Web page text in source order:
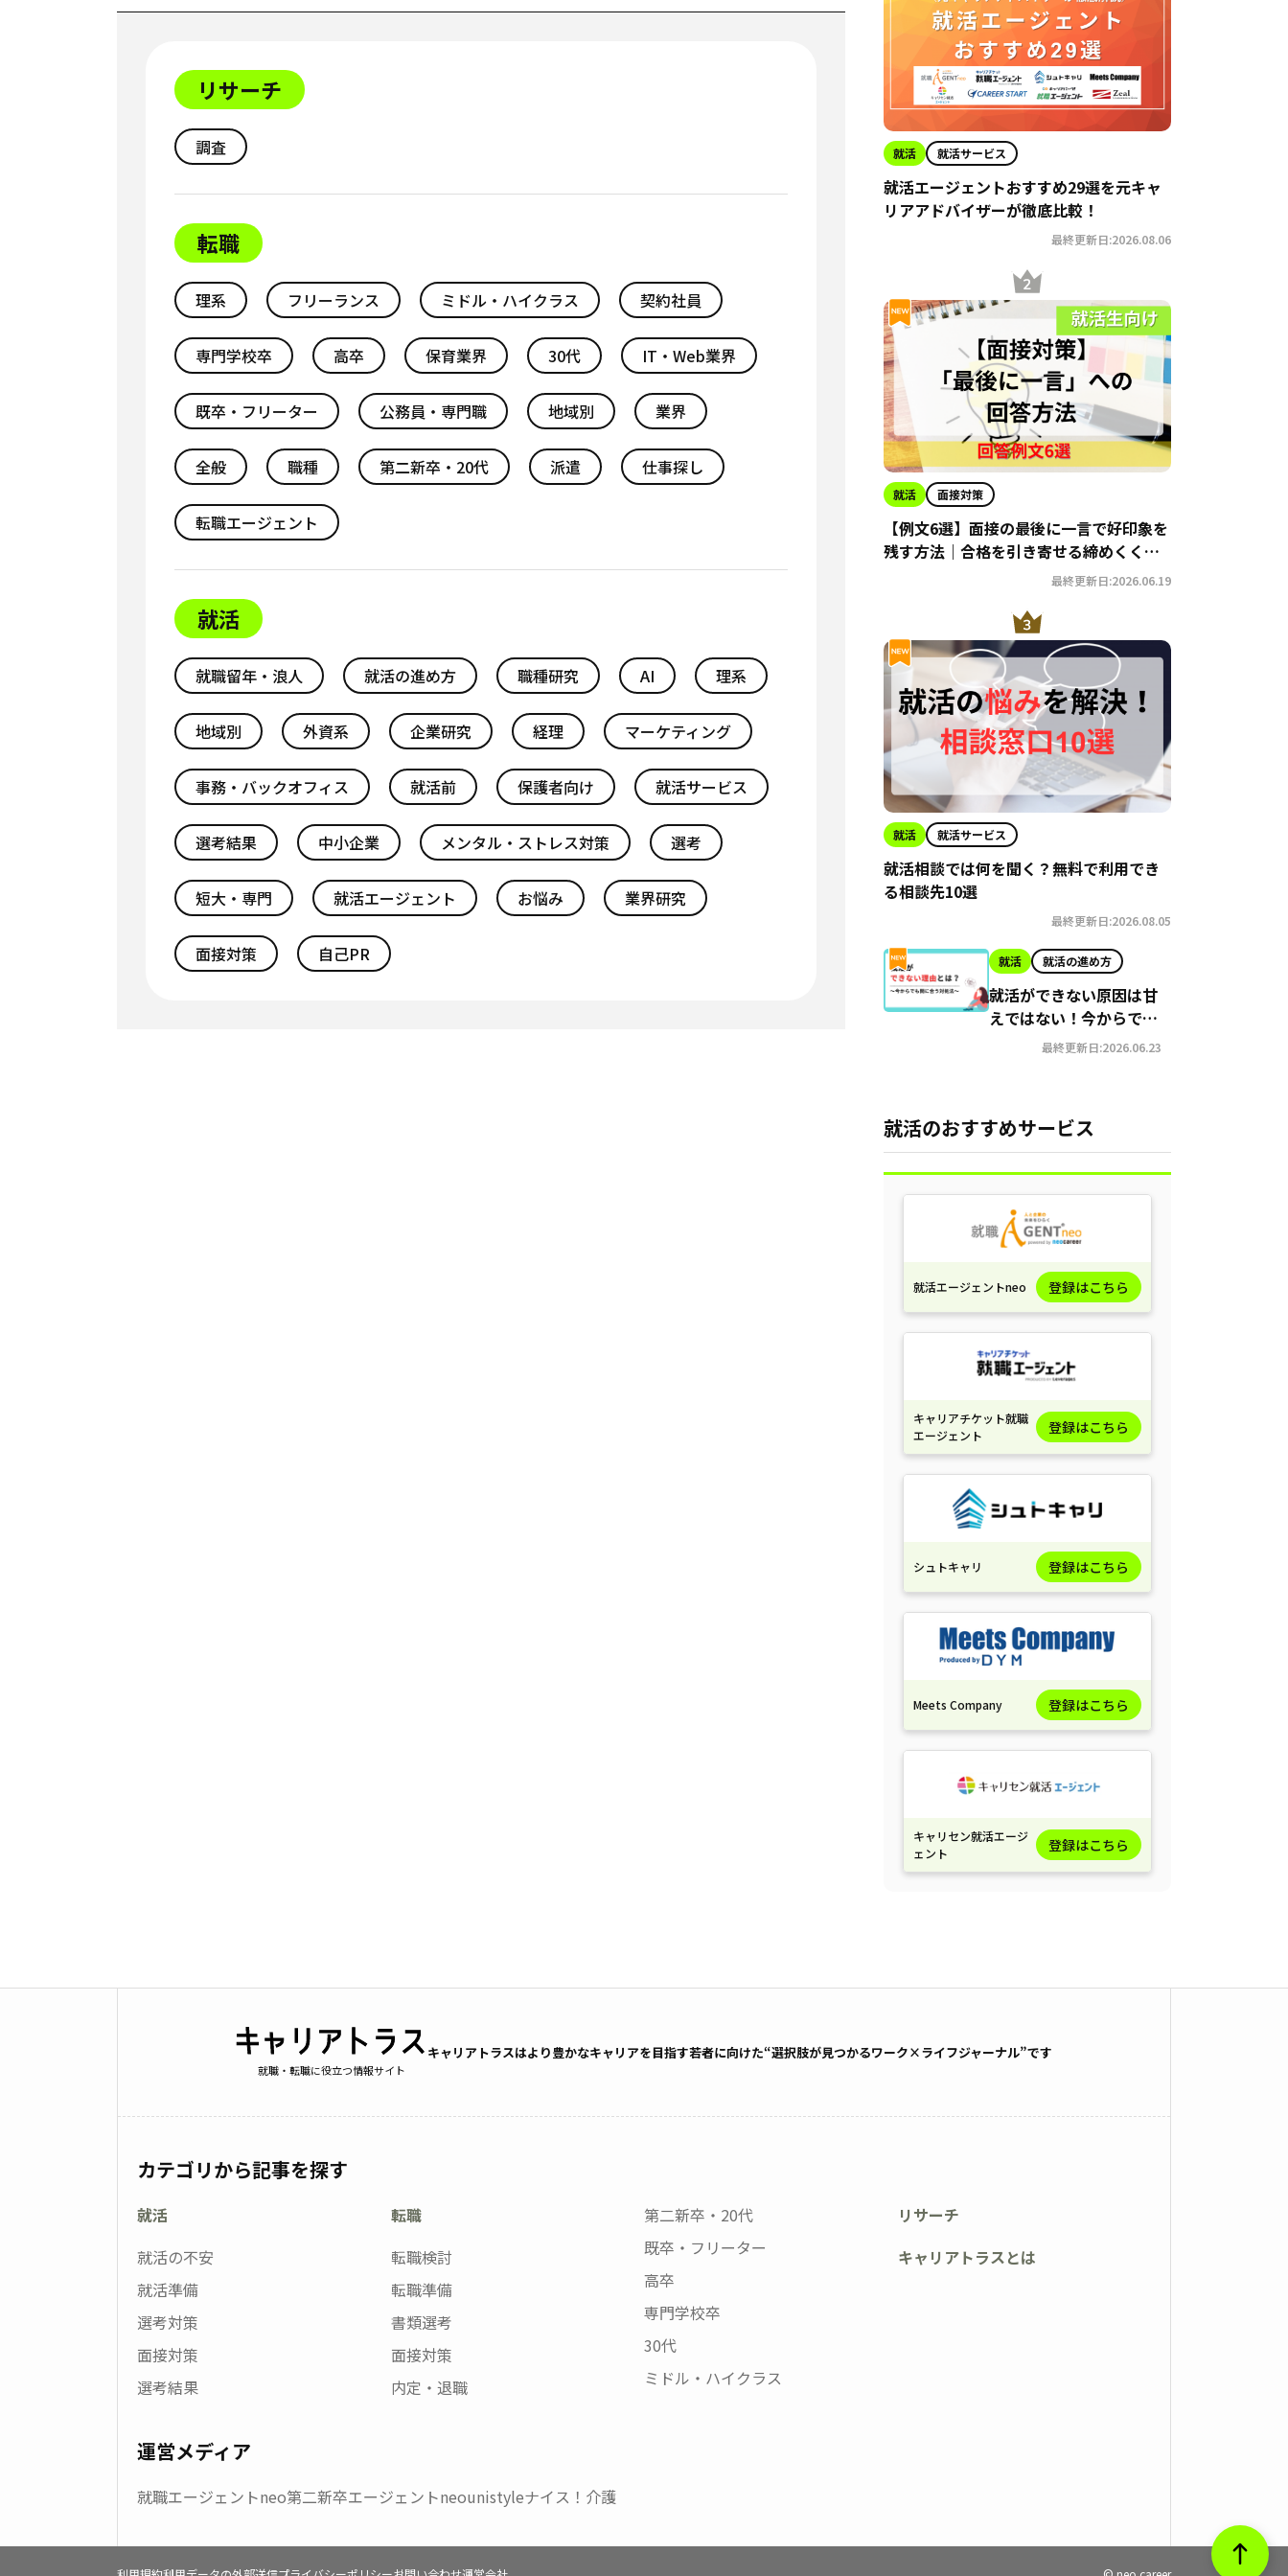
リサーチ
調査
転職
理系 フリーランス ミドル・ハイクラス 契約社員
専門学校卒 高卒 保育業界 30代 IT・Web業界
既卒・フリーター 公務員・専門職 地域別 業界
全般 職種 第二新卒・20代 派遣 仕事探し
転職エージェント
就活
就職留年・浪人 就活の進め方 職種研究 AI 理系
地域別 外資系 企業研究 経理 マーケティング
事務・バックオフィス 就活前 保護者向け 就活サービス
選考結果 中小企業 メンタル・ストレス対策 選考
短大・専門 就活エージェント お悩み 業界研究
面接対策 自己PR
就活 就活サービス
就活エージェントおすすめ29選を元キャ
リアアドバイザーが徹底比較！
最終更新日:2026.08.06
就活 面接対策
【例文6選】面接の最後に一言で好印象を
残す方法｜合格を引き寄せる締めくくり
最終更新日:2026.06.19
就活 就活サービス
就活相談では何を聞く？無料で利用でき
る相談先10選
最終更新日:2026.08.05
就活 就活の進め方
就活ができない原因は甘
えではない！今からでも
間に合う就職への対処法
最終更新日:2026.06.23
就活のおすすめサービス
就活エージェントneo 登録はこちら
キャリアチケット就職
エージェント
登録はこちら
シュトキャリ 登録はこちら
Meets Company 登録はこちら
キャリセン就活エージ
ェント
登録はこちら
就職・転職に役立つ情報サイト
キャリアトラスはより豊かなキャリアを目指す若者に向けた“選択肢が見つかるワーク×ライフジャーナル”です
カテゴリから記事を探す
就活
就活の不安
就活準備
選考対策
面接対策
選考結果
転職
転職検討
転職準備
書類選考
面接対策
内定・退職
第二新卒・20代
既卒・フリーター
高卒
専門学校卒
30代
ミドル・ハイクラス
リサーチ
キャリアトラスとは
運営メディア
就職エージェントneo第二新卒エージェントneounistyleナイス！介護